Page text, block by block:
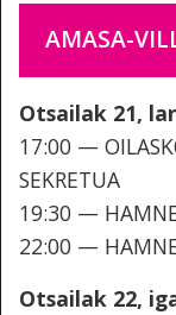
AMASA-
Otsailak 21,
17:00 —
SEKRETUA
19:30 —
22:00 —
Otsailak 22,